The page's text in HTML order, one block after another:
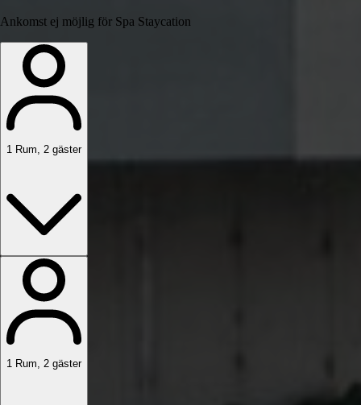
Ankomst ej möjlig för Spa Staycation
1 Rum 2 gäster
1 Rum, 2 gäster